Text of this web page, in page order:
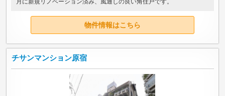
月に新規リノベーション済み、風通しの良い角住戸です。
物件情報はこちら
チサンマンション原宿